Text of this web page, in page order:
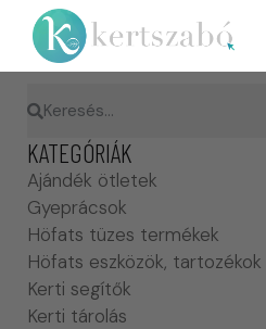
KATEGÓRIÁK
Ajándék ötletek
Gyeprácsok
Höfats tüzes termékek
Höfats eszközök, tartozékok
Kerti segítők
Kerti tárolás